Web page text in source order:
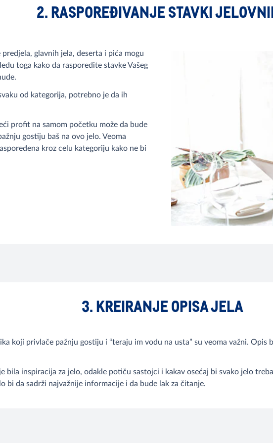
2. RASPOREĐIVANJE STAVKI
glavnih jela, deserta i pića mogu
toga kako da rasporedite stavke Vašeg
od kategorija, potrebno je da ih
profit na samom početku može da bude
gostiju baš na ovo jelo. Veoma
kroz celu kategoriju kako ne bi
3. KREIRANJE OPISA JELA
koji privlače pažnju gostiju i “teraju im vodu na usta” su veoma važni. Opis
bila inspiracija za jelo, odakle potiču sastojci i kakav osećaj bi svako jelo
bi da sadrži najvažnije informacije i da bude lak za čitanje.